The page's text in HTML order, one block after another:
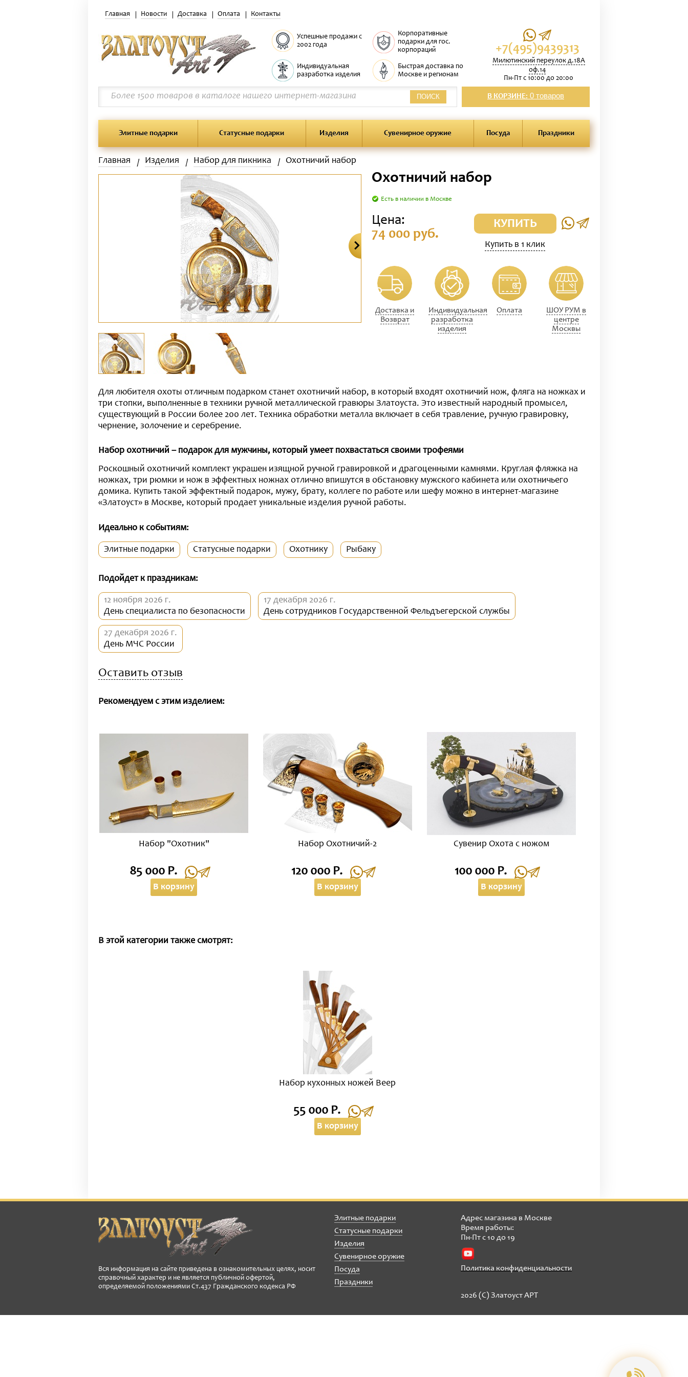
Главная Новости Доставка Оплата Контакты
+7(495)9439313
Милютинский переулок д.18А
оф.14
Пн-Пт с 10:00 до 20:00
Успешные продажи с
2002 года
Корпоративные
подарки для гос.
корпораций
Индивидуальная
разработка изделия
Быстрая доставка по
Москве и регионам
В КОРЗИНЕ: 0 товаров
ПОИСК
Элитные подарки Статусные подарки Изделия Сувенирное оружие Посуда Праздники
Главная Изделия Набор для пикника Охотничий набор
Охотничий набор
Есть в наличии в Москве
Цена:
74 000 руб.
КУПИТЬ
Купить в 1 клик
Доставка и
Возврат
Индивидуальная
разработка
изделия
Оплата
ШОУ РУМ в
центре
Москвы
Для любителя охоты отличным подарком станет охотничий набор, в который входят охотничий нож, фляга на ножках и
три стопки, выполненные в техники ручной металлической гравюры Златоуста. Это известный народный промысел,
существующий в России более 200 лет. Техника обработки металла включает в себя травление, ручную гравировку,
чернение, золочение и серебрение.
Набор охотничий – подарок для мужчины, который умеет похвастаться своими трофеями
Роскошный охотничий комплект украшен изящной ручной гравировкой и драгоценными камнями. Круглая фляжка на
ножках, три рюмки и нож в эффектных ножнах отлично впишутся в обстановку мужского кабинета или охотничьего
домика. Купить такой эффектный подарок, мужу, брату, коллеге по работе или шефу можно в интернет-магазине
«Златоуст» в Москве, который продает уникальные изделия ручной работы.
Идеально к событиям:
Элитные подарки Статусные подарки Охотнику Рыбаку
Подойдет к праздникам:
12 ноября 2026 г.
День специалиста по безопасности
17 декабря 2026 г.
День сотрудников Государственной Фельдъегерской службы
27 декабря 2026 г.
День МЧС России
Оставить отзыв
Рекомендуем с этим изделием:
Набор "Охотник"
85 000 Р.
В корзину
Набор Охотничий-2
120 000 Р.
В корзину
Сувенир Охота с ножом
100 000 Р.
В корзину
В этой категории также смотрят:
Набор кухонных ножей Веер
55 000 Р.
В корзину
Вся информация на сайте приведена в ознакомительных целях, носит
справочный характер и не является публичной офертой,
определяемой положениями Ст.437 Гражданского кодекса РФ
Элитные подарки
Статусные подарки
Изделия
Сувенирное оружие
Посуда
Праздники
Адрес магазина в Москве
Время работы:
Пн-Пт с 10 до 19
Политика конфиденциальности
2026 (C) Златоуст АРТ